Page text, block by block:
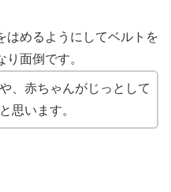
はめるようにしてベルトを
面倒です。
、赤ちゃんがじっとして
思います。